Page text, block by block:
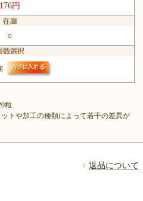
176円
○
粒
トや加工の種類によって若干の差異が
返品について